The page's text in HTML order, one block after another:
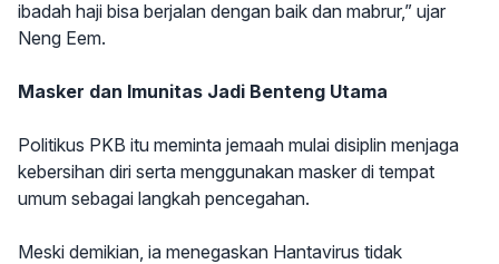
ibadah haji bisa berjalan dengan baik dan mabrur,” ujar
Neng Eem.
Masker dan Imunitas Jadi Benteng Utama
Politikus PKB itu meminta jemaah mulai disiplin menjaga
kebersihan diri serta menggunakan masker di tempat
umum sebagai langkah pencegahan.
Meski demikian, ia menegaskan Hantavirus tidak